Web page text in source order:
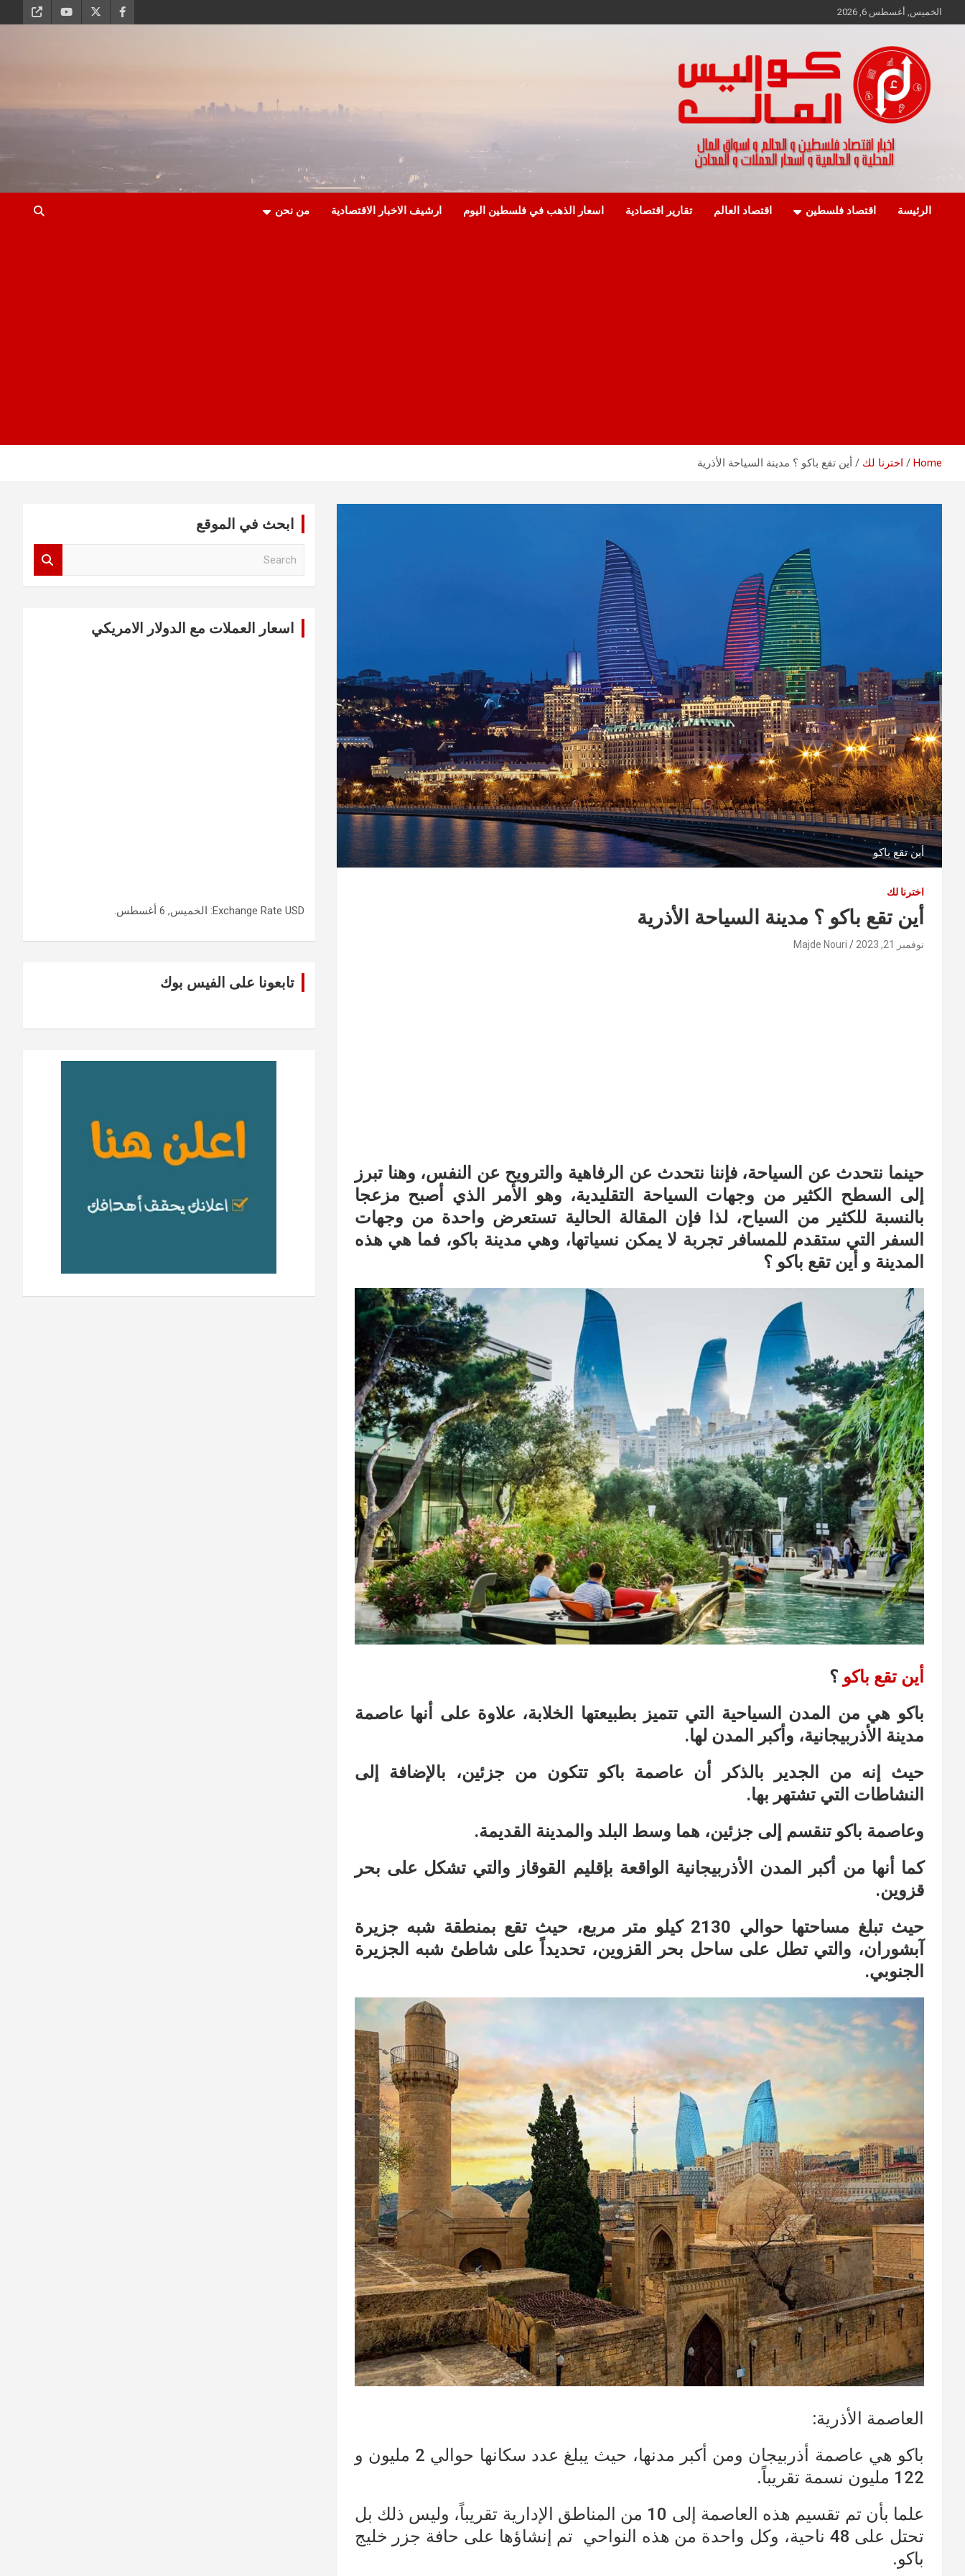
to
الخميس, أغسطس 6, 2026
كواليس المال
الرئيسة اقتصاد فلسطين اقتصاد العالم تقارير اقتصادية اسعار الذهب في فلسطين اليوم ارشيف الاخبار الاقتصادية من نحن
Home اخترنا لك أين تقع باكو ؟ مدينة السياحة الأذرية
أين تقع باكو
اخترنا لك
أين تقع باكو ؟ مدينة السياحة الأذرية
نوفمبر 21, 2023 Majde Nouri
حينما نتحدث عن السياحة، فإننا نتحدث عن الرفاهية والترويح عن النفس، وهنا تبرز
إلى السطح الكثير من وجهات السياحة التقليدية، وهو الأمر الذي أصبح مزعجا
بالنسبة للكثير من السياح، لذا فإن المقالة الحالية تستعرض واحدة من وجهات
السفر التي ستقدم للمسافر تجربة لا يمكن نسياتها، وهي مدينة باكو، فما هي هذه
المدينة و أين تقع باكو ؟
أين تقع باكو ؟
باكو هي من المدن السياحية التي تتميز بطبيعتها الخلابة، علاوة على أنها عاصمة
مدينة الأذربيجانية، وأكبر المدن لها.
حيث إنه من الجدير بالذكر أن عاصمة باكو تتكون من جزئين، بالإضافة إلى
النشاطات التي تشتهر بها.
وعاصمة باكو تنقسم إلى جزئين، هما وسط البلد والمدينة القديمة.
كما أنها من أكبر المدن الأذربيجانية الواقعة بإقليم القوقاز والتي تشكل على بحر
قزوين.
حيث تبلغ مساحتها حوالي 2130 كيلو متر مربع، حيث تقع بمنطقة شبه جزيرة
آبشوران، والتي تطل على ساحل بحر القزوين، تحديداً على شاطئ شبه الجزيرة
الجنوبي.
العاصمة الأذرية:
باكو هي عاصمة أذربيجان ومن أكبر مدنها، حيث يبلغ عدد سكانها حوالي 2 مليون و
122 مليون نسمة تقريباً.
علما بأن تم تقسيم هذه العاصمة إلى 10 من المناطق الإدارية تقريباً، وليس ذلك بل
تحتل على 48 ناحية، وكل واحدة من هذه النواحي تم إنشاؤها على حافة جزر خليج
باكو.
ابحث في الموقع
اسعار العملات مع الدولار الامريكي
Exchange Rate USD : الخميس, 6 أغسطس.
تابعونا على الفيس بوك